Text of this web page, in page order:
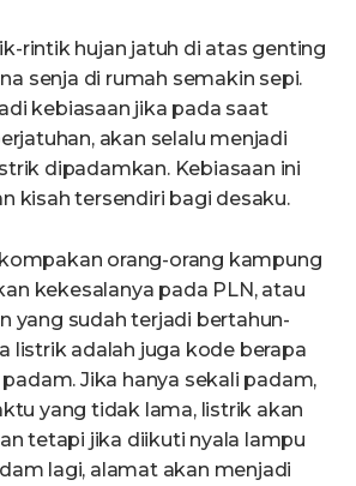
rintik hujan jatuh di atas genting
senja di rumah semakin sepi.
kebiasaan jika pada saat
akan selalu menjadi
dipadamkan. Kebiasaan ini
kisah tersendiri bagi desaku.
orang-orang kampung
kekesalanya pada PLN, atau
yang sudah terjadi bertahun-
listrik adalah juga kode berapa
Jika hanya sekali padam,
yang tidak lama, listrik akan
tetapi jika diikuti nyala lampu
lagi, alamat akan menjadi